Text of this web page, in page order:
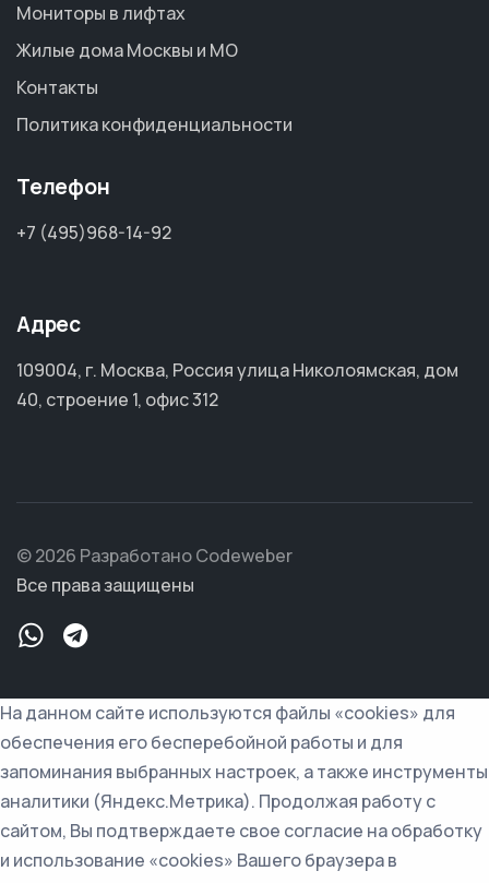
Мониторы в лифтах
Жилые дома Москвы и МО
Контакты
Политика конфиденциальности
Телефон
+7 (495)968-14-92
Адрес
109004, г. Москва, Россия улица Николоямская, дом
40, строение 1, офис 312
© 2026 Разработано Codeweber
Все права защищены
На данном сайте используются файлы «cookies» для
обеспечения его бесперебойной работы и для
запоминания выбранных настроек, а также инструменты
аналитики (Яндекс.Метрика). Продолжая работу с
сайтом, Вы подтверждаете свое согласие на обработку
и использование «cookies» Вашего браузера в